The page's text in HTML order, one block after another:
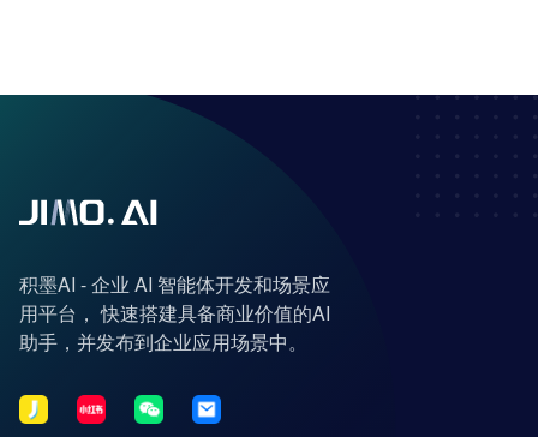
积墨AI - 企业 AI 智能体开发和场景应
用平台， 快速搭建具备商业价值的AI
助手，并发布到企业应用场景中。